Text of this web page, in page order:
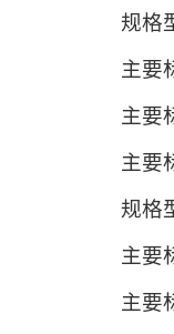
规格
主要
主要
主要
规格
主要
主要